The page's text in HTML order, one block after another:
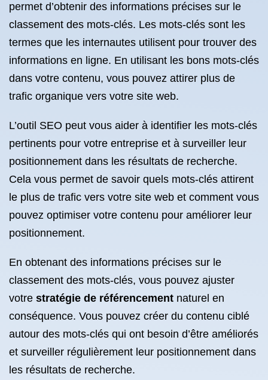
permet d’obtenir des informations précises sur le
classement des mots-clés. Les mots-clés sont les
termes que les internautes utilisent pour trouver des
informations en ligne. En utilisant les bons mots-clés
dans votre contenu, vous pouvez attirer plus de
trafic organique vers votre site web.
L’outil SEO peut vous aider à identifier les mots-clés
pertinents pour votre entreprise et à surveiller leur
positionnement dans les résultats de recherche.
Cela vous permet de savoir quels mots-clés attirent
le plus de trafic vers votre site web et comment vous
pouvez optimiser votre contenu pour améliorer leur
positionnement.
En obtenant des informations précises sur le
classement des mots-clés, vous pouvez ajuster
votre stratégie de référencement naturel en
conséquence. Vous pouvez créer du contenu ciblé
autour des mots-clés qui ont besoin d’être améliorés
et surveiller régulièrement leur positionnement dans
les résultats de recherche.